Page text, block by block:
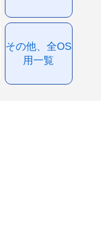
その他、全OS
用一覧